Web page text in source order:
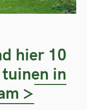
hier 10
in
>